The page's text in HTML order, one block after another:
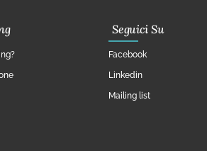
Seguici Su
Facebook
Linkedin
Mailing list